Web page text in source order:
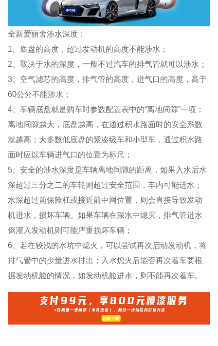
全新爱丽舍涉水深度：
1、底盘的高度，超过发动机的高度不能涉水；
2、取决于水的深度，一般不过汽车的排气管就可以涉水；
3、空气滤芯的高度，排气管的高度，进气口的高度，高于
60公分不能涉水；
4、车辆底盘就是购车时参数配置表中的“离地间隙”一项；
离地间隙越大，底盘越高，在通过积水路面时的安全系数
就越高；大多数低底盘的紧凑级车和小型车，通过积水路
面时应以车辆进气口的位置为标尺；
5、安全的涉水深度是车辆离地间隙的距离，如果入水后水
深超过三分之二的车轮则超过安全范围，车内可能进水；
水深超过前保险杠或接近前中网位置，则会直接导致发动
机进水，损坏车辆。如果车辆在深水中熄灭，排气管进水
倒灌入发动机则可能严重损坏车辆；
6、若在较浅的水坑中熄火，可以尝试再次启动发动机，将
排气管中的少量进水排出；入水熄火后能否再次着车要根
据发动机舱的情况，如发动机舱进水，则不能再次着车。